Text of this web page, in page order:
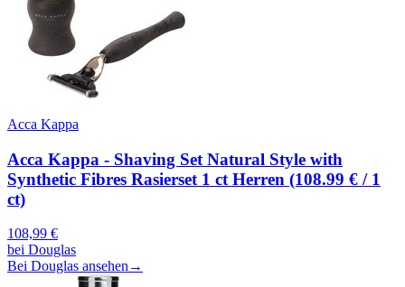
Acca Kappa
Acca Kappa - Shaving Set Natural Style with
Synthetic Fibres Rasierset 1 ct Herren (108.99 € / 1
ct)
108,99 €
bei Douglas
Bei Douglas ansehen→